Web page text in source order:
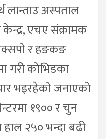
लान्ताउ अस्पताल
एचए संक्रामक
एक्सपो र हङकङ
गरी कोभिडका
भइरहेको जनाएको
१९०० र चुन
२५० भन्दा बढी